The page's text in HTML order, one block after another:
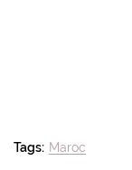
Tags: Maroc